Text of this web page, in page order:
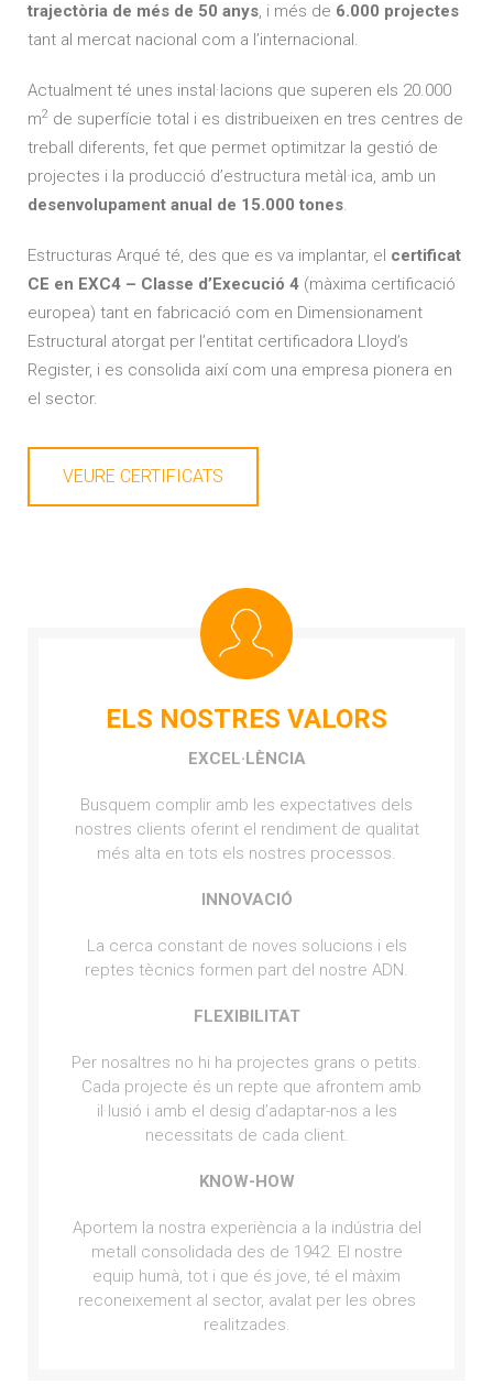
trajectòria de més de 50 anys, i més de 6.000 projectes
tant al mercat nacional com a l’internacional.
Actualment té unes instal·lacions que superen els 20.000
m2 de superfície total i es distribueixen en tres centres de
treball diferents, fet que permet optimitzar la gestió de
projectes i la producció d’estructura metàl·ica, amb un
desenvolupament anual de 15.000 tones.
Estructuras Arqué té, des que es va implantar, el certificat
CE en EXC4 – Classe d’Execució 4 (màxima certificació
europea) tant en fabricació com en Dimensionament
Estructural atorgat per l’entitat certificadora Lloyd’s
Register, i es consolida així com una empresa pionera en
el sector.
VEURE CERTIFICATS
ELS NOSTRES VALORS
EXCEL·LÈNCIA
Busquem complir amb les expectatives dels
nostres clients oferint el rendiment de qualitat
més alta en tots els nostres processos.
INNOVACIÓ
La cerca constant de noves solucions i els
reptes tècnics formen part del nostre ADN.
FLEXIBILITAT
Per nosaltres no hi ha projectes grans o petits.
Cada projecte és un repte que afrontem amb
il·lusió i amb el desig d’adaptar-nos a les
necessitats de cada client.
KNOW-HOW
Aportem la nostra experiència a la indústria del
metall consolidada des de 1942. El nostre
equip humà, tot i que és jove, té el màxim
reconeixement al sector, avalat per les obres
realitzades.